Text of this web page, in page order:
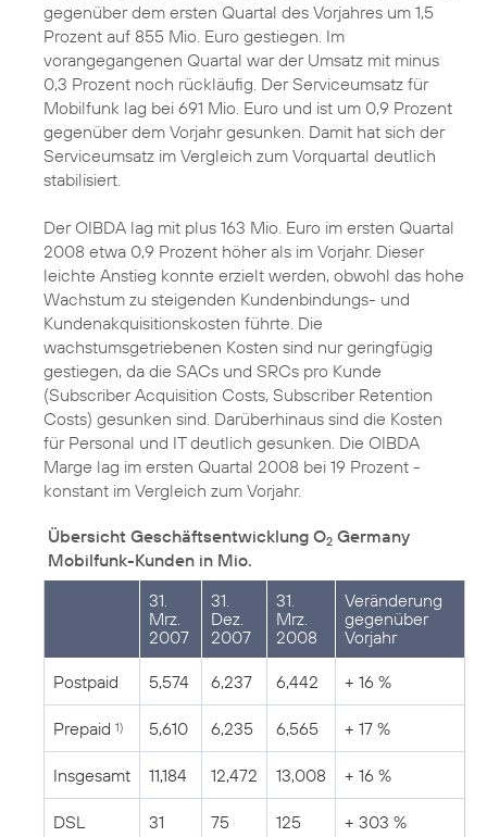
gegenüber dem ersten Quartal des Vorjahres um 1,5
Prozent auf 855 Mio. Euro gestiegen. Im
vorangegangenen Quartal war der Umsatz mit minus
0,3 Prozent noch rückläufig. Der Serviceumsatz für
Mobilfunk lag bei 691 Mio. Euro und ist um 0,9 Prozent
gegenüber dem Vorjahr gesunken. Damit hat sich der
Serviceumsatz im Vergleich zum Vorquartal deutlich
stabilisiert.
Der OIBDA lag mit plus 163 Mio. Euro im ersten Quartal
2008 etwa 0,9 Prozent höher als im Vorjahr. Dieser
leichte Anstieg konnte erzielt werden, obwohl das hohe
Wachstum zu steigenden Kundenbindungs- und
Kundenakquisitionskosten führte. Die
wachstumsgetriebenen Kosten sind nur geringfügig
gestiegen, da die SACs und SRCs pro Kunde
(Subscriber Acquisition Costs, Subscriber Retention
Costs) gesunken sind. Darüberhinaus sind die Kosten
für Personal und IT deutlich gesunken. Die OIBDA
Marge lag im ersten Quartal 2008 bei 19 Prozent -
konstant im Vergleich zum Vorjahr.
Übersicht Geschäftsentwicklung O2 Germany
Mobilfunk-Kunden in Mio.
31.
Mrz.
2007
31.
Dez.
2007
31.
Mrz.
2008
Veränderung
gegenüber
Vorjahr
Postpaid 5,574 6,237 6,442 + 16 %
Prepaid 1) 5,610 6,235 6,565 + 17 %
Insgesamt 11,184 12,472 13,008 + 16 %
DSL
31
75
125
+ 303 %